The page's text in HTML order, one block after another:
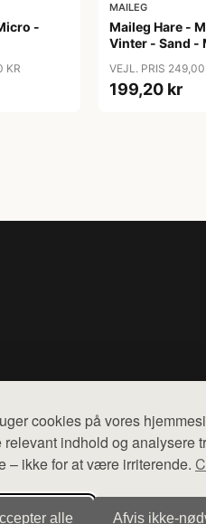
cookies på vores
relevant indhold og analysere
– ikke for at være irriterende.
alle Afvis
-
KR
MAILEG
Maileg Hare -
Vinter - Sand -
VEJL. PRIS 249,00
199,20 kr
webshops. Der sælges ikke